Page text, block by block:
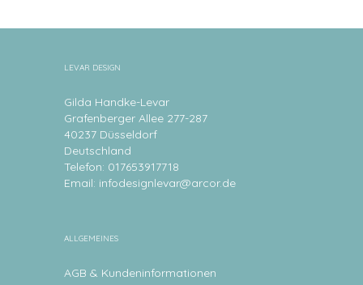
LEVAR DESIGN
Gilda Handke-Levar
Grafenberger Allee 277-287
40237 Düsseldorf
Deutschland
Telefon: 017653917718
Email: infodesignlevar@arcor.de
ALLGEMEINES
AGB & Kundeninformationen